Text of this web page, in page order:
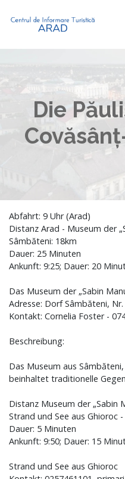
Die
Abfahrt: 9 Uhr (Arad)
Distanz Arad - Museum der
Sâmbăteni: 18km
Dauer: 25 Minuten
Ankunft: 9:25; Dauer: 20
Das Museum der „Sabin
Adresse: Dorf Sâmbăteni, Nr.
Kontakt: Cornelia Foster -
Beschreibung:
Das Museum aus
beinhaltet traditionelle
Distanz Museum der „Sabin
Strand und See aus Ghioroc
Dauer: 5 Minuten
Ankunft: 9:50; Dauer: 15
Strand und See aus Ghioroc